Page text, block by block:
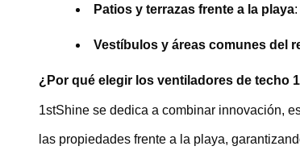
Patios y terrazas frente a la playa
Vestíbulos y áreas comunes del
¿Por qué elegir los ventiladores de techo
1stShine se dedica a combinar innovación,
las propiedades frente a la playa,